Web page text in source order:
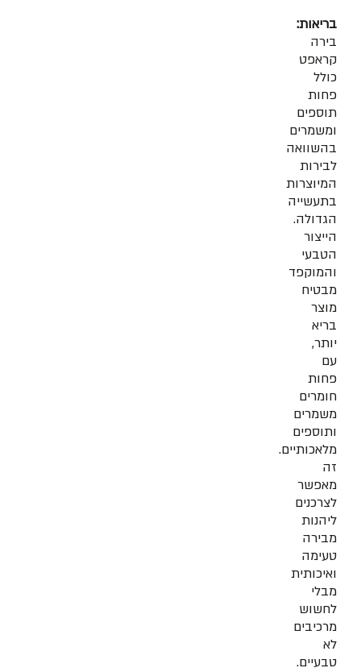
בריאות:
בירה
קראפט
כולל
פחות
תוספים
ומשמרים
בהשוואה
לבירות
המיוצרות
בתעשייה
הגדולה.
הייצור
הטבעי
והמוקפד
מבטיח
מוצר
בריא
יותר,
עם
פחות
חומרים
משמרים
ותוספים
מלאכותיים.
זה
מאפשר
לצרכנים
ליהנות
מבירה
טעימה
ואיכותית
מבלי
לחשוש
מרכיבים
לא
טבעיים.